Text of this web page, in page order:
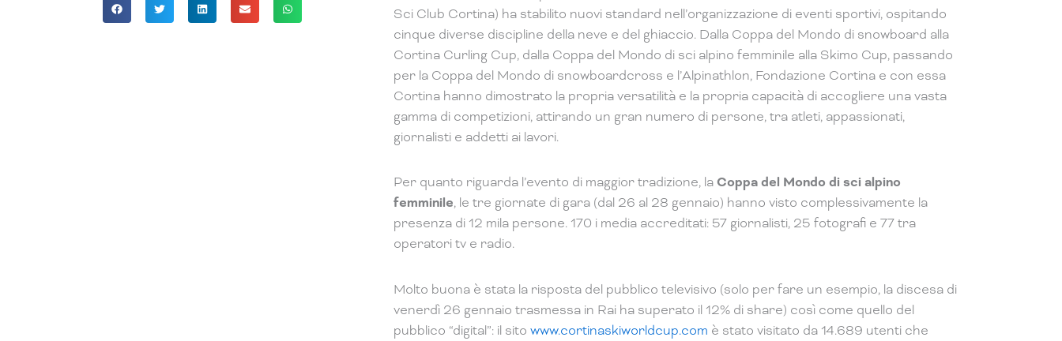
Sci Club Cortina) ha stabilito nuovi standard nell’organizzazione di eventi sportivi, ospitando
cinque diverse discipline della neve e del ghiaccio. Dalla Coppa del Mondo di snowboard alla
Cortina Curling Cup, dalla Coppa del Mondo di sci alpino femminile alla Skimo Cup, passando
per la Coppa del Mondo di snowboardcross e l’Alpinathlon, Fondazione Cortina e con essa
Cortina hanno dimostrato la propria versatilità e la propria capacità di accogliere una vasta
gamma di competizioni, attirando un gran numero di persone, tra atleti, appassionati,
giornalisti e addetti ai lavori.
Per quanto riguarda l’evento di maggior tradizione, laCoppa del Mondo di sci alpino
femminile, le tre giornate di gara (dal 26 al 28 gennaio) hanno visto complessivamente la
presenza di 12 mila persone. 170 i media accreditati: 57 giornalisti, 25 fotografi e 77 tra
operatori tv e radio.
Molto buona è stata la risposta del pubblico televisivo (solo per fare un esempio, la discesa di
venerdì 26 gennaio trasmessa in Rai ha superato il 12% di share) così come quello del
pubblico “digital”: il sito www.cortinaskiworldcup.com è stato visitato da 14.689 utenti che